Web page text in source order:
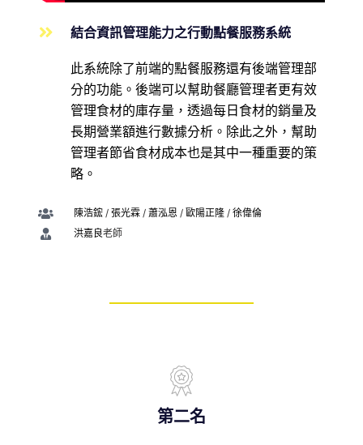
結合資訊管理能力之行動點餐服務系統
此系統除了前端的點餐服務還有後端管理部
分的功能。後端可以幫助餐廳管理者更有效
管理食材的庫存量，透過每日食材的銷量及
長期營業額進行數據分析。除此之外，幫助
管理者節省食材成本也是其中一種重要的策
略。
陳浩鋐/ 張光霖/ 蕭泓恩/ 歐陽正隆/ 徐偉倫
洪嘉良老師
第二名